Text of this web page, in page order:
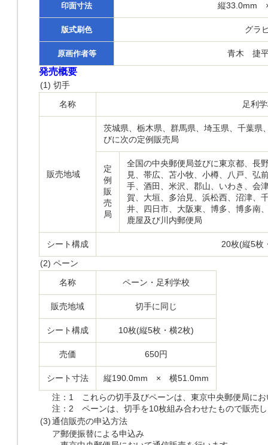
印面寸法 縦33.0mm
版式刷色 グラ
原画作者等 青木 捷
発売概要
(1) 切手
名称
足利
販売地域
茨城県、栃木県、群馬県、埼玉県、千葉県
びに次の定例販売局
定
例
販
売
局
全国の中央郵便局並びに東京都、長
見、帯広、苫小牧、小樽、八戸、弘
手、酒田、米沢、郡山、いわき、会
賀、大垣、多治見、浜松西、沼津、
井、四日市、大阪東、博多、博多南
鹿屋及び川内郵便局
シート構成
20枚(縦5枚
(2) ペーン
名称
ペーン・足利学校
販売地域 切手に同じ
シート構成 10枚(縦5枚・横2枚)
売価 650円
シート寸法
縦190.0mm × 横51.0mm
注：1 これらの切手及びペーンは、東京中央郵便局に
注：2 ペーンは、切手を10枚組み合わせたもので販売
(3)通信販売の申込方法
ア郵便振替による申込み